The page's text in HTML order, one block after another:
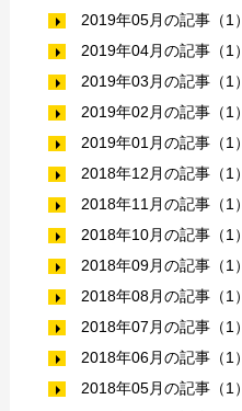
2019年05月の記事（1）
2019年04月の記事（1）
2019年03月の記事（1）
2019年02月の記事（1）
2019年01月の記事（1）
2018年12月の記事（1）
2018年11月の記事（1）
2018年10月の記事（1）
2018年09月の記事（1）
2018年08月の記事（1）
2018年07月の記事（1）
2018年06月の記事（1）
2018年05月の記事（1）